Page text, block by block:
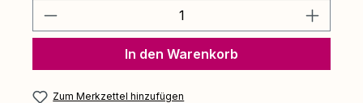
Produkt Anzahl: Gib den
In den Warenkorb
Zum Merkzettel hinzufügen